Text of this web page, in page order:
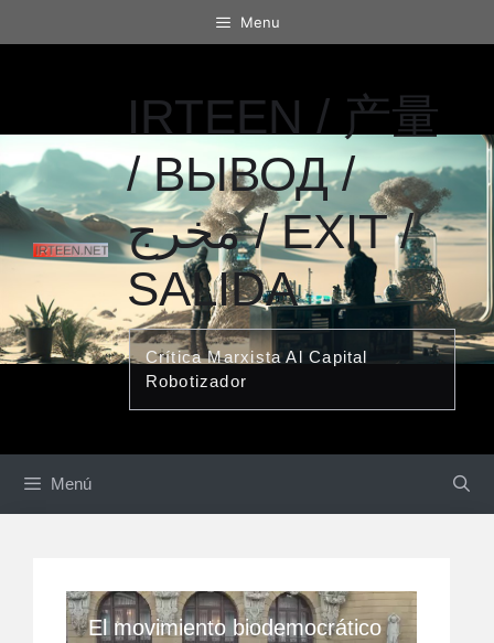
al
Menu
IRTEEN / 产量
/ ВЫВОД /
مخرج / EXIT /
SALIDA
Crítica Marxista Al Capital
Robotizador
Menú
El movimiento biodemocrático